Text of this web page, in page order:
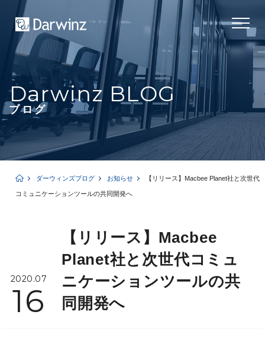
Darwinz BLOG
ブログ
ダーウィンズブログ お知らせ 【リリース】Macbee Planet社と次世代
コミュニケーションツールの共同開発へ
2020.07
16
【リリース】Macbee
Planet社と次世代コミュ
ニケーションツールの共
同開発へ